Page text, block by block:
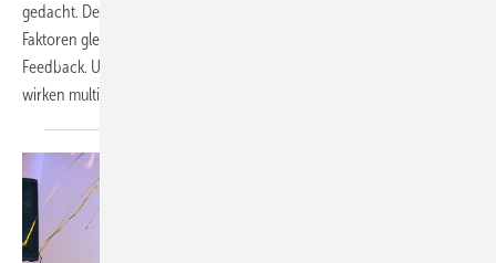
gedacht. Denn sie funktioniert nur dann richtig gut, wenn drei
Faktoren gleichzeitig erfüllt sind: Wissen (Schulung), Vertrauen und
Feedback. Und jetzt kommt der entscheidende Punkt: Diese Faktoren
wirken multiplikativ –